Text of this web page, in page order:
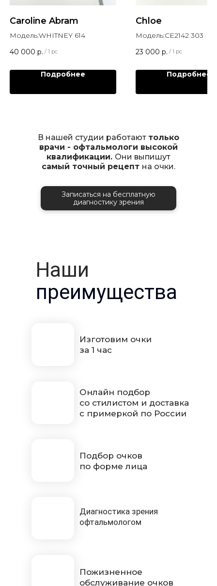
Caroline Abram
Модель:WHITNEY 614
40 000 р. / 1 pc
Подробнее
Chloe
Модель:CE2142 303
23 000 р. / 1 pc
Подробнее
В нашей студии работают только
врачи - офтальмологи высокой
квалификации. Они выпишут
самый точный рецепт на очки.
Записаться на бесплатную
диагностику зрения
Наши
преимущества
Изготовим очки
за 1 час
Подбор очков
по форме лица
Пожизненное
обслуживание очков
Онлайн подбор
со стилистом и доставка
с примеркой по России
Диагностика зрения
офтальмологом